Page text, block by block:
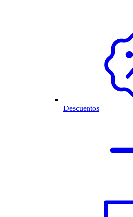
Descuentos